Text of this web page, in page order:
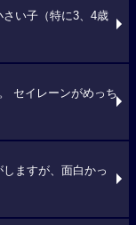
い子（特に3、4歳
セイレーンがめっち
ますが、面白かっ